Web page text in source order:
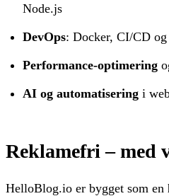
Node.js
DevOps: Docker, CI/CD
Performance-optimering
AI og automatisering i
Reklamefri – med
HelloBlog.io er bygget som en